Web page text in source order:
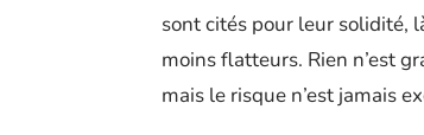
sont cités pour leur solidité,
moins flatteurs. Rien n’est
mais le risque n’est jamais